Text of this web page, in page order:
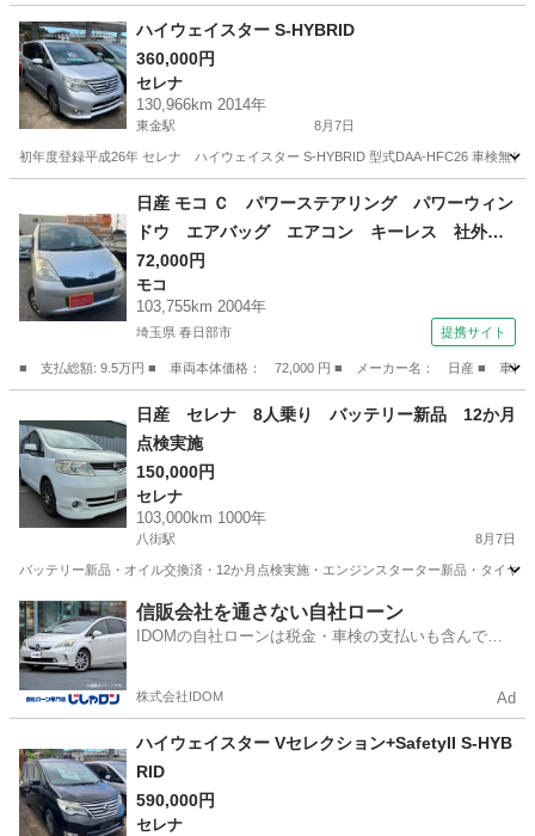
千葉 印西市 木下駅 デイズ
ハイウェイスター S-HYBRID
360,000円
セレナ
130,966km 2014年
東金駅 8月7日
初年度登録平成26年 セレナ ハイウェイスター S-HYBRID 型式DAA-HFC26 車検無
東金駅 セレナ ハイウェイスター
日産 モコ Ｃ パワーステアリング パワーウィン
ドウ エアバッグ エアコン キーレス 社外ナ
ビ ＣＤ ＤＶＤ ＥＴＣ 社外ＡＷ （検9.12）
72,000円
モコ
103,755km 2004年
埼玉県 春日部市 提携サイト
■ 支払総額: 9.5万円 ■ 車両本体価格： 72,000 円 ■ メーカー名： 日産 ■ 車
モコ
日産 セレナ 8人乗り バッテリー新品 12か月
点検実施
150,000円
セレナ
103,000km 1000年
八街駅 8月7日
バッテリー新品・オイル交換済・12か月点検実施・エンジンスターター新品・タイヤ
千葉 八街市 八街駅 セレナ
信販会社を通さない自社ローン
IDOMの自社ローンは税金・車検の支払いも含んでい
株式会社IDOM Ad
ハイウェイスター Vセレクション+SafetyII S-HYB
RID
590,000円
セレナ